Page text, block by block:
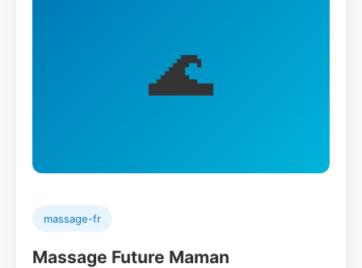
🌊
massage-fr
Massage Future Maman